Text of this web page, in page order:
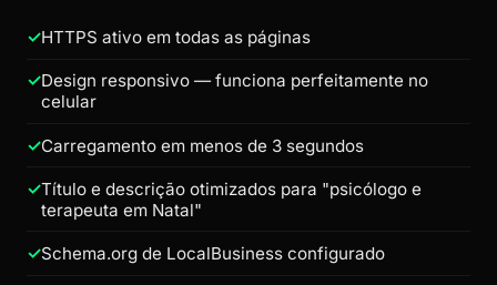
HTTPS ativo em todas as páginas
Design responsivo — funciona perfeitamente no
celular
Carregamento em menos de 3 segundos
Título e descrição otimizados para "psicólogo e
terapeuta em Natal"
Schema.org de LocalBusiness configurado